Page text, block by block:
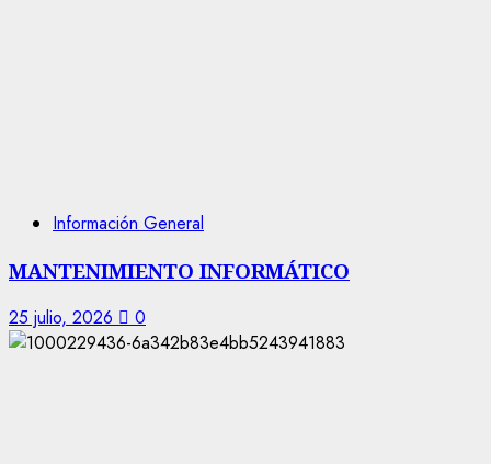
Información General
MANTENIMIENTO INFORMÁTICO
25 julio, 2026 0